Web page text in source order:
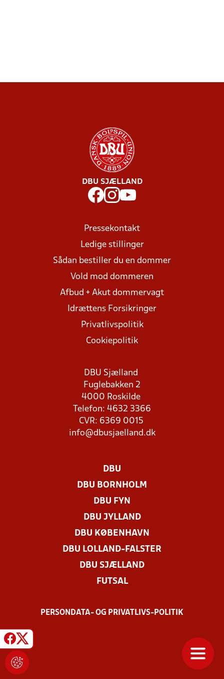
DBU SJÆLLAND
Pressekontakt
Ledige stillinger
Sådan bestiller du en dommer
Vold mod dommeren
Afbud + Akut dommervagt
Idrættens Forsikringer
Privatlivspolitik
Cookiepolitik
DBU Sjælland
Fuglebakken 2
4000 Roskilde
Telefon: 4632 3366
CVR: 6369 0015
info@dbusjaelland.dk
DBU
DBU BORNHOLM
DBU FYN
DBU JYLLAND
DBU KØBENHAVN
DBU LOLLAND-FALSTER
DBU SJÆLLAND
FUTSAL
PERSONDATA- OG PRIVATLIVS-POLITIK